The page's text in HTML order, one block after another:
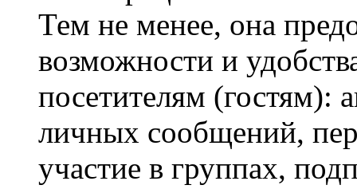
Тем не менее, она
возможности и
посетителям (гостям):
личных сообщений,
участие в группах,